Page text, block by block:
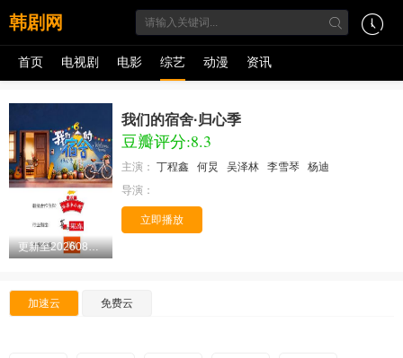
韩剧网
首页 电视剧 电影 综艺 动漫 资讯
更新至20260805期
我们的宿舍·归心季
豆瓣评分:8.3
主演： 丁程鑫 何炅 吴泽林 李雪琴
杨迪
导演：
立即播放
加速云 免费云